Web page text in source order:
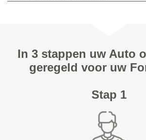
In 3 stappen uw Auto
geregeld voor uw
Stap 1